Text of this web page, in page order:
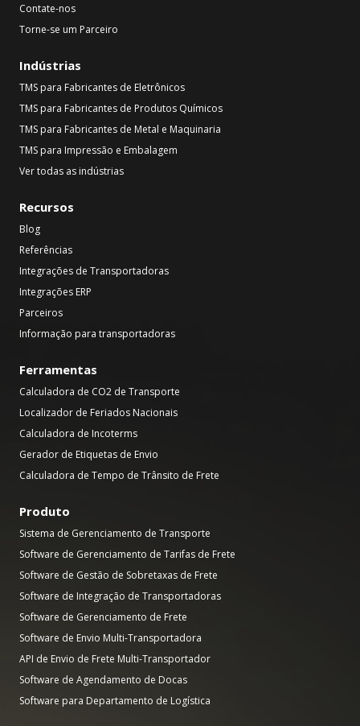
Contate-nos
Torne-se um Parceiro
Indústrias
TMS para Fabricantes de Eletrônicos
TMS para Fabricantes de Produtos Químicos
TMS para Fabricantes de Metal e Maquinaria
TMS para Impressão e Embalagem
Ver todas as indústrias
Recursos
Blog
Referências
Integrações de Transportadoras
Integrações ERP
Parceiros
Informação para transportadoras
Ferramentas
Calculadora de CO2 de Transporte
Localizador de Feriados Nacionais
Calculadora de Incoterms
Gerador de Etiquetas de Envio
Calculadora de Tempo de Trânsito de Frete
Produto
Sistema de Gerenciamento de Transporte
Software de Gerenciamento de Tarifas de Frete
Software de Gestão de Sobretaxas de Frete
Software de Integração de Transportadoras
Software de Gerenciamento de Frete
Software de Envio Multi-Transportadora
API de Envio de Frete Multi-Transportador
Software de Agendamento de Docas
Software para Departamento de Logística